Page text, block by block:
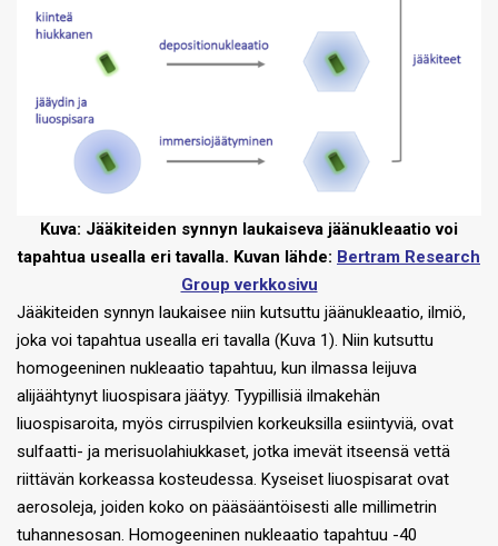
Kuva: Jääkiteiden synnyn laukaiseva jäänukleaatio voi
tapahtua usealla eri tavalla. Kuvan lähde: Bertram Research
Group verkkosivu
Jääkiteiden synnyn laukaisee niin kutsuttu jäänukleaatio, ilmiö,
joka voi tapahtua usealla eri tavalla (Kuva 1). Niin kutsuttu
homogeeninen nukleaatio tapahtuu, kun ilmassa leijuva
alijäähtynyt liuospisara jäätyy. Tyypillisiä ilmakehän
liuospisaroita, myös cirruspilvien korkeuksilla esiintyviä, ovat
sulfaatti- ja merisuolahiukkaset, jotka imevät itseensä vettä
riittävän korkeassa kosteudessa. Kyseiset liuospisarat ovat
aerosoleja, joiden koko on pääsääntöisesti alle millimetrin
tuhannesosan. Homogeeninen nukleaatio tapahtuu -40